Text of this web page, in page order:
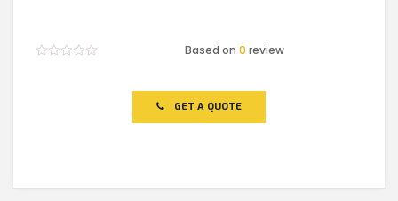
Based on0 review
GET A QUOTE